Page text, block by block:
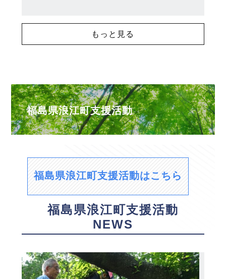
もっと見る
福島県浪江町支援活動
福島県浪江町支援活動はこちら
福島県浪江町支援活動
NEWS